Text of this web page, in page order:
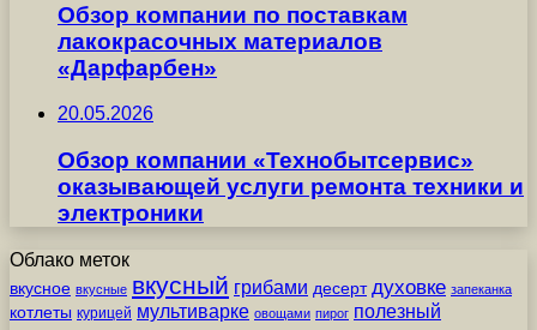
Обзор компании по поставкам
лакокрасочных материалов
«Дарфарбен»
20.05.2026
Обзор компании «Технобытсервис»
оказывающей услуги ремонта техники и
электроники
Облако меток
вкусное вкусные вкусный грибами десерт духовке запеканка
котлеты курицей мультиварке овощами пирог полезный